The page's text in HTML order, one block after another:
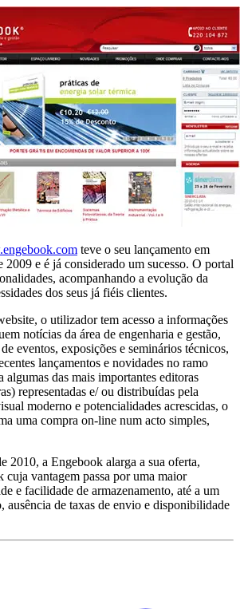
teve o seu lançamento em
2009 e é já considerado um sucesso. O portal
acompanhando a evolução da
dos seus já fiéis clientes.
o utilizador tem acesso a informações
notícias da área de engenharia e gestão,
eventos, exposições e seminários técnicos,
lançamentos e novidades no ramo
algumas das mais importantes editoras
representadas e/ ou distribuídas pela
moderno e potencialidades acrescidas, o
uma compra on-line num acto simples,
2010, a Engebook alarga a sua oferta,
vantagem passa por uma maior
e facilidade de armazenamento, até a um
ausência de taxas de envio e disponibilidade